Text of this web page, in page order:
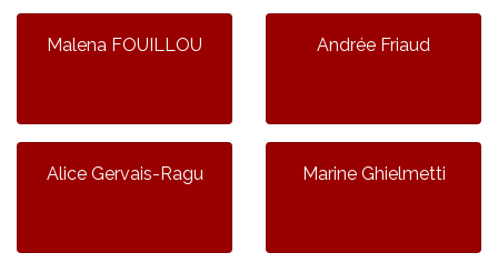
Malena FOUILLOU Andrée Friaud
Alice Gervais-Ragu Marine Ghielmetti